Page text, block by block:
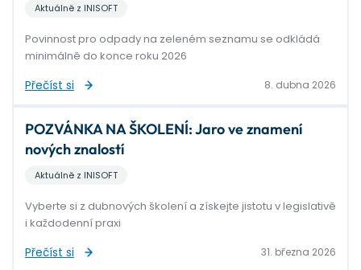
Aktuálně z INISOFT
Povinnost pro odpady na zeleném seznamu se odkládá
minimálně do konce roku 2026
Přečíst si 8. dubna 2026
POZVÁNKA NA ŠKOLENÍ: Jaro ve znamení
nových znalostí
Aktuálně z INISOFT
Vyberte si z dubnových školení a získejte jistotu v legislativě
i každodenní praxi
Přečíst si 31. března 2026